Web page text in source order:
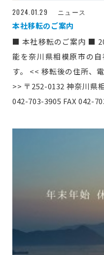
2024.01.29 ニュース
本社移転のご案内
■ 本社移転のご案内 ■
能を奈川県相模原市の
す。 << 移転後の住所、
>> 〒252-0132 神奈川県
042-703-3905 FAX 042-